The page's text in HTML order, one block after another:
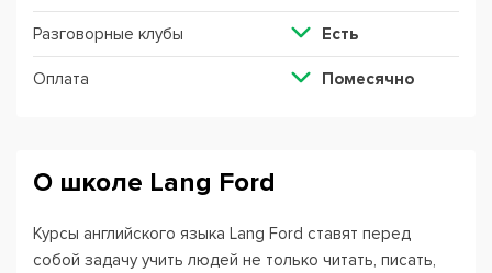
Разговорные клубы Есть
Оплата Помесячно
О школе Lang Ford
Курсы английского языка Lang Ford ставят перед
собой задачу учить людей не только читать, писать,